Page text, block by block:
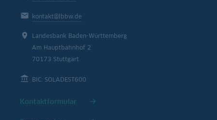
kontakt@lbbw.de
Landesbank Baden-Württemberg
Am Hauptbahnhof 2
70173 Stuttgart
BIC: SOLADEST600
Kontaktformular